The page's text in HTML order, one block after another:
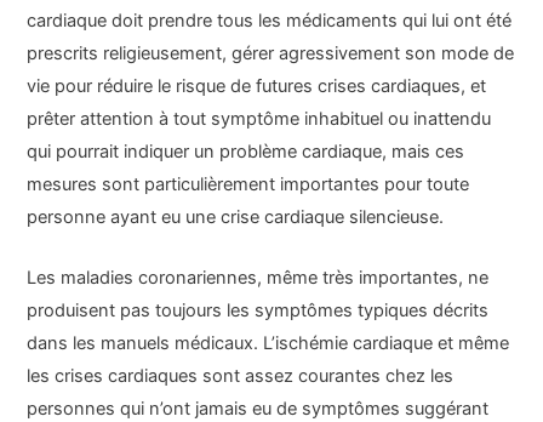
cardiaque doit prendre tous les médicaments qui lui ont été
prescrits religieusement, gérer agressivement son mode de
vie pour réduire le risque de futures crises cardiaques, et
prêter attention à tout symptôme inhabituel ou inattendu
qui pourrait indiquer un problème cardiaque, mais ces
mesures sont particulièrement importantes pour toute
personne ayant eu une crise cardiaque silencieuse.
Les maladies coronariennes, même très importantes, ne
produisent pas toujours les symptômes typiques décrits
dans les manuels médicaux. L’ischémie cardiaque et même
les crises cardiaques sont assez courantes chez les
personnes qui n’ont jamais eu de symptômes suggérant